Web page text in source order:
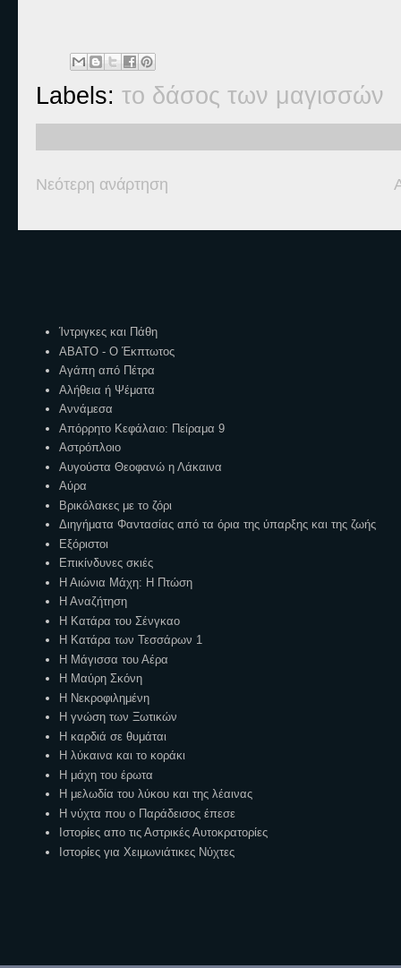
Labels: το δάσος των μαγισσών
Νεότερη ανάρτηση
Ίντριγκες και Πάθη
ΑΒΑΤΟ - Ο Έκπτωτος
Αγάπη από Πέτρα
Αλήθεια ή Ψέματα
Αννάμεσα
Απόρρητο Κεφάλαιο: Πείραμα 9
Αστρόπλοιο
Αυγούστα Θεοφανώ η Λάκαινα
Αύρα
Βρικόλακες με το ζόρι
Διηγήματα Φαντασίας από τα όρια της ύπαρξης και της ζωής
Εξόριστοι
Επικίνδυνες σκιές
Η Αιώνια Μάχη: Η Πτώση
Η Αναζήτηση
Η Κατάρα του Σένγκαο
Η Κατάρα των Τεσσάρων 1
Η Μάγισσα του Αέρα
Η Μαύρη Σκόνη
Η Νεκροφιλημένη
Η γνώση των Ξωτικών
Η καρδιά σε θυμάται
Η λύκαινα και το κοράκι
Η μάχη του έρωτα
Η μελωδία του λύκου και της λέαινας
Η νύχτα που ο Παράδεισος έπεσε
Ιστορίες απο τις Αστρικές Αυτοκρατορίες
Ιστορίες για Χειμωνιάτικες Νύχτες